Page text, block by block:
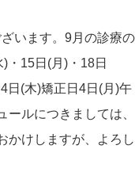
います。9月の診療の
・15日(月)・18日
日(木)矯正日4日(月)午
ルにつきましては、
かけしますが、よろし